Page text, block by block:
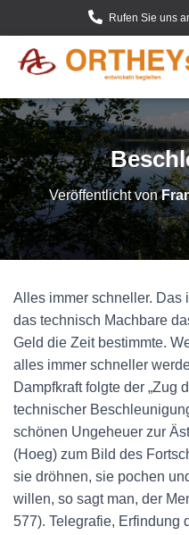
Rufen Sie uns
Veröffentlicht von
Alles immer schneller. Das
das technisch Machbare
Geld die Zeit bestimmte.
alles immer schneller
Dampfkraft folgte der „Zug
technischer
schönen Ungeheuer zur
(Hoeg) zum Bild des
sie dröhnen, sie pochen
willen, so sagt man, der
577). Telegrafie, Erfindung